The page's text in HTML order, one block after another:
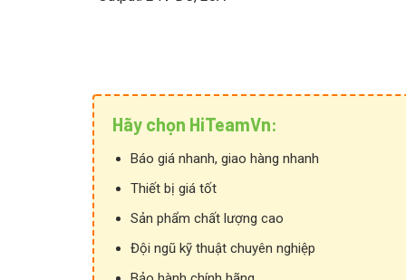
Hãy chọn HiTeamVn:
Báo giá nhanh, giao hàng nhanh
Thiết bị giá tốt
Sản phẩm chất lượng cao
Đội ngũ kỹ thuật chuyên nghiệp